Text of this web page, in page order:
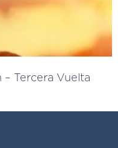
Tercera Vuelta